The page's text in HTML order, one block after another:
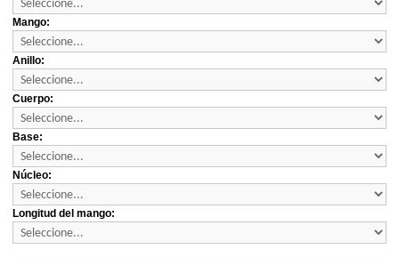
Mango:
Anillo:
Cuerpo:
Base:
Núcleo:
Longitud del mango: